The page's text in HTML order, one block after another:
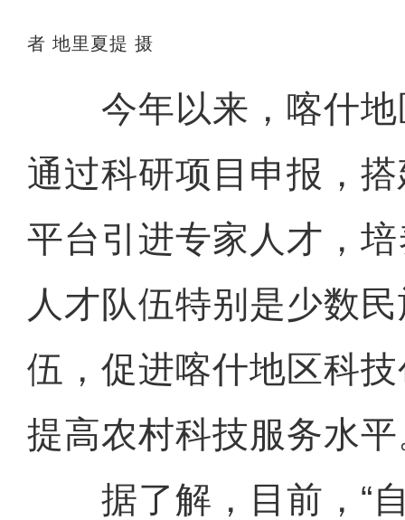
者 地里夏提 摄
今年以来，喀什地
通过科研项目申报，
平台引进专家人才，
人才队伍特别是少数
伍，促进喀什地区科
提高农村科技服务水
据了解，目前，“自